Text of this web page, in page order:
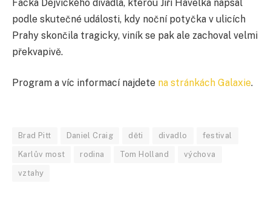
Facka Dejvického divadla, kterou Jiří Havelka napsal
podle skutečné události, kdy noční potyčka v ulicích
Prahy skončila tragicky, viník se pak ale zachoval velmi
překvapivě.
Program a víc informací najdete na stránkách Galaxie.
Brad Pitt Daniel Craig děti divadlo festival
Karlův most rodina Tom Holland výchova
vztahy